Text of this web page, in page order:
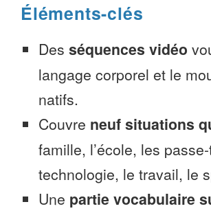
Éléments-clés
Des séquences vidéo
langage corporel et le
natifs.
Couvre neuf situations
famille, l’école, les
technologie, le travail, le
Une partie vocabulaire